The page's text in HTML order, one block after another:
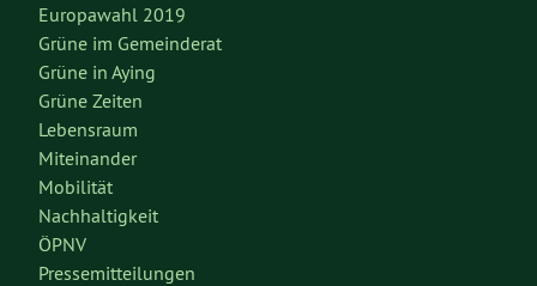
Europawahl 2019
Grüne im Gemeinderat
Grüne in Aying
Grüne Zeiten
Lebensraum
Miteinander
Mobilität
Nachhaltigkeit
ÖPNV
Pressemitteilungen